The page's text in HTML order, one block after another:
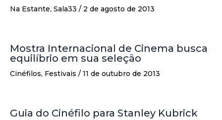
Na Estante, Sala33 / 2 de agosto de 2013
Mostra Internacional de Cinema busca
equilíbrio em sua seleção
Cinéfilos, Festivais / 11 de outubro de 2013
Guia do Cinéfilo para Stanley Kubrick